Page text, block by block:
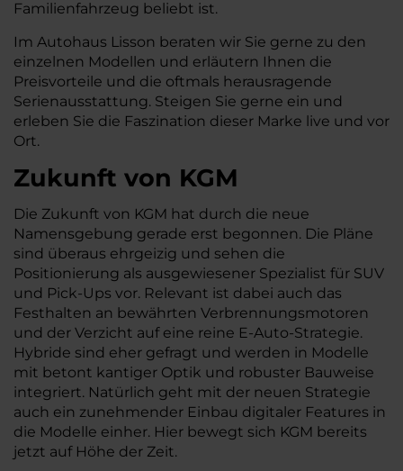
Familienfahrzeug beliebt ist.
Im Autohaus Lisson beraten wir Sie gerne zu den
einzelnen Modellen und erläutern Ihnen die
Preisvorteile und die oftmals herausragende
Serienausstattung. Steigen Sie gerne ein und
erleben Sie die Faszination dieser Marke live und vor
Ort.
Zukunft von KGM
Die Zukunft von KGM hat durch die neue
Namensgebung gerade erst begonnen. Die Pläne
sind überaus ehrgeizig und sehen die
Positionierung als ausgewiesener Spezialist für SUV
und Pick-Ups vor. Relevant ist dabei auch das
Festhalten an bewährten Verbrennungsmotoren
und der Verzicht auf eine reine E-Auto-Strategie.
Hybride sind eher gefragt und werden in Modelle
mit betont kantiger Optik und robuster Bauweise
integriert. Natürlich geht mit der neuen Strategie
auch ein zunehmender Einbau digitaler Features in
die Modelle einher. Hier bewegt sich KGM bereits
jetzt auf Höhe der Zeit.